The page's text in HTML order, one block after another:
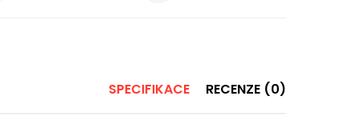
SPECIFIKACE RECENZE (0)